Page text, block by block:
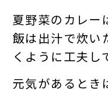
夏野菜のカレー
飯は出汁で炊い
くように工夫
元気があるとき